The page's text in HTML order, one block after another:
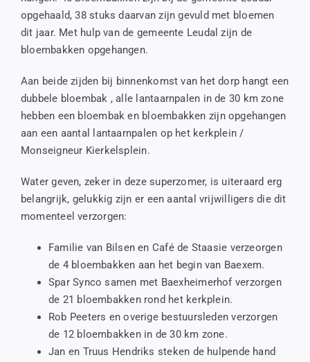
opgehaald, 38 stuks daarvan zijn gevuld met bloemen
dit jaar. Met hulp van de gemeente Leudal zijn de
bloembakken opgehangen.
Aan beide zijden bij binnenkomst van het dorp hangt een
dubbele bloembak , alle lantaarnpalen in de 30 km zone
hebben een bloembak en bloembakken zijn opgehangen
aan een aantal lantaarnpalen op het kerkplein /
Monseigneur Kierkelsplein.
Water geven, zeker in deze superzomer, is uiteraard erg
belangrijk, gelukkig zijn er een aantal vrijwilligers die dit
momenteel verzorgen:
Familie van Bilsen en Café de Staasie verzeorgen
de 4 bloembakken aan het begin van Baexem.
Spar Synco samen met Baexheimerhof verzorgen
de 21 bloembakken rond het kerkplein.
Rob Peeters en overige bestuursleden verzorgen
de 12 bloembakken in de 30 km zone.
Jan en Truus Hendriks steken de hulpende hand